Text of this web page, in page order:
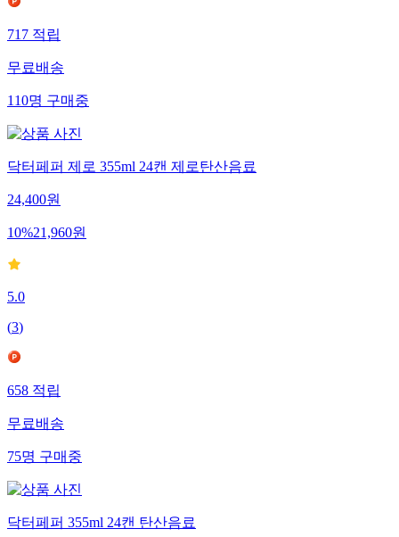
717적립
무료배송
110명구매중
닥터페퍼 제로 355ml 24캔 제로탄산음료
24,400원
10%21,960원
5.0
(3)
658적립
무료배송
75명구매중
닥터페퍼 355ml 24캔 탄산음료